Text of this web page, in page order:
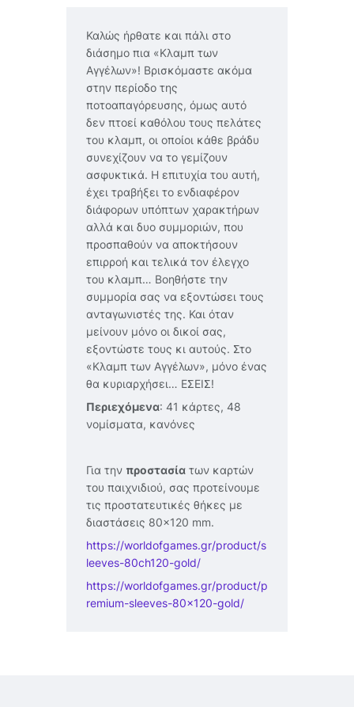
Καλώς ήρθατε και πάλι στο
διάσημο πια «Κλαμπ των
Αγγέλων»! Βρισκόμαστε ακόμα
στην περίοδο της
ποτοαπαγόρευσης, όμως αυτό
δεν πτοεί καθόλου τους πελάτες
του κλαμπ, οι οποίοι κάθε βράδυ
συνεχίζουν να το γεμίζουν
ασφυκτικά. Η επιτυχία του αυτή,
έχει τραβήξει το ενδιαφέρον
διάφορων υπόπτων χαρακτήρων
αλλά και δυο συμμοριών, που
προσπαθούν να αποκτήσουν
επιρροή και τελικά τον έλεγχο
του κλαμπ… Βοηθήστε την
συμμορία σας να εξοντώσει τους
ανταγωνιστές της. Και όταν
μείνουν μόνο οι δικοί σας,
εξοντώστε τους κι αυτούς. Στο
«Κλαμπ των Αγγέλων», μόνο ένας
θα κυριαρχήσει… ΕΣΕΙΣ!
Περιεχόμενα: 41 κάρτες, 48
νομίσματα, κανόνες
Για την προστασία των καρτών
του παιχνιδιού, σας προτείνουμε
τις προστατευτικές θήκες με
διαστάσεις 80×120 mm.
https://worldofgames.gr/product/s
leeves-80ch120-gold/
https://worldofgames.gr/product/p
remium-sleeves-80×120-gold/